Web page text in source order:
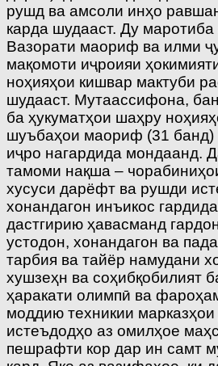
рушд ва амсоли инҳо
карда шудааст. Ду маротиба
Вазорати маориф ва илми
мақомоти иҷроияи
ноҳияҳои кишвар мактуби
шудааст. Мутаассифона,
ба ҳукуматҳои шаҳру
шуъбаҳои маориф (31 банд)
иҷро нагардида мондаанд.
тамоми нақша –
хусуси дарёфт ва рушди
хонандагон инъикос
дастгирию ҳавасманд
устодон, хонандагон ва
тарбия ва тайёр намудани
хушзеҳн ва соҳибқобилият
ҳаракати олимпӣ ва
моддию техникии
истеъдодҳо аз омилҳое
пешрафти кор дар ин самт